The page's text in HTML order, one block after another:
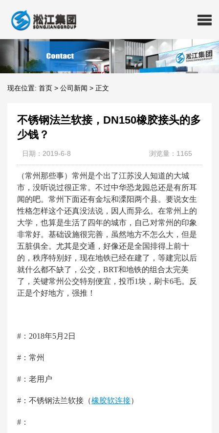
现在位置: 首页 > 公司新闻 > 正文
不锈钢法兰软接，DN150橡胶接头的多
少钱？
日期：2019-6-8 浏览量：1165
（常州那些事）常州是个出了江苏没人知道的大城
市，没听说过很正常。不过中华恐龙园总还是有所耳
闻的吧。常州下面还有金坛和溧阳两个县。要说女生
性格怎样这个还真没法说，因人而异么。在常州上的
大学，也算是生活了四年的城市，自己对常州的印象
非常好。基础设施很完善，虽然地方不怎么大，但是
五脏俱全。尤其是交通，好像还是全国排得上前十
的，秩序特别好，现在地铁已经在建了，等建完以后
就什么都不缺了，公交，BRT和地铁的组合太完美
了，关键常州公交特别便宜，投币1块，刷卡6毛。反
正是个好地方，强推！
#：2018年5月2日
#：常州
#：老用户
#：不锈钢法兰软接（橡胶软连接）
#：